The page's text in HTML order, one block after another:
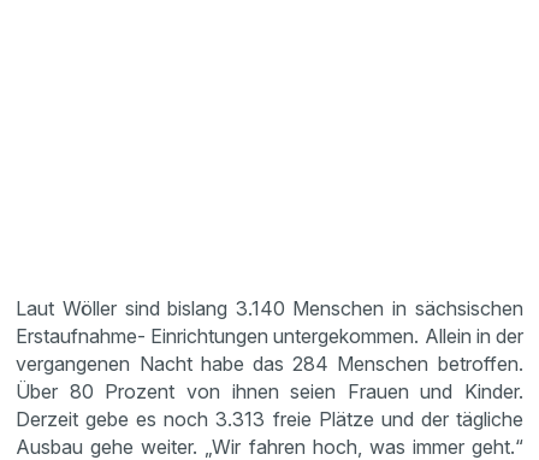
Laut Wöller sind bislang 3.140 Menschen in sächsischen
Erstaufnahme- Einrichtungen untergekommen. Allein in der
vergangenen Nacht habe das 284 Menschen betroffen.
Über 80 Prozent von ihnen seien Frauen und Kinder.
Derzeit gebe es noch 3.313 freie Plätze und der tägliche
Ausbau gehe weiter. „Wir fahren hoch, was immer geht.“